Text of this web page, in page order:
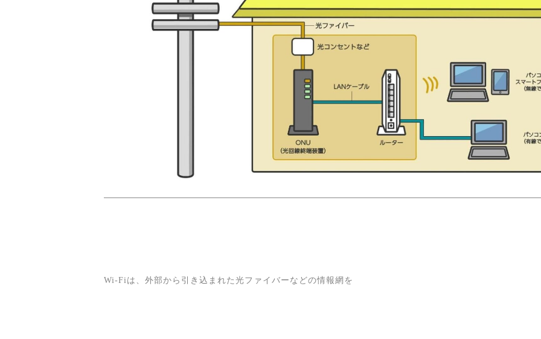
Wi-Fiは、外部から引き込まれた光ファイバーなどの情報網を